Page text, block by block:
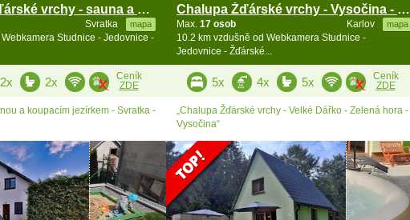
Roubenka Žďárské vrchy - sauna a koupací jezírko
Svratka mapa
Studnice - Jedovnice -
2x 2x
Ceník
ZDE
a koupacím jezírkem - Svratka -
Chalupa Žďárské vrchy - Vysočina - Velké Dářko
Karlov mapa
Max. 17 osob
10.2 km vzdušně od Webkamera Studnice -
Jedovnice - Žďárské...
5x 4x 5x
Ceník
ZDE
„Chalupa Žďárské vrchy - Velké Dářko - Zelená hora -
Vysočina“